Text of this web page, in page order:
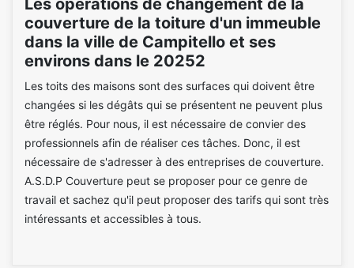
Les opérations de changement de la
couverture de la toiture d'un immeuble
dans la ville de Campitello et ses
environs dans le 20252
Les toits des maisons sont des surfaces qui doivent être
changées si les dégâts qui se présentent ne peuvent plus
être réglés. Pour nous, il est nécessaire de convier des
professionnels afin de réaliser ces tâches. Donc, il est
nécessaire de s'adresser à des entreprises de couverture.
A.S.D.P Couverture peut se proposer pour ce genre de
travail et sachez qu'il peut proposer des tarifs qui sont très
intéressants et accessibles à tous.